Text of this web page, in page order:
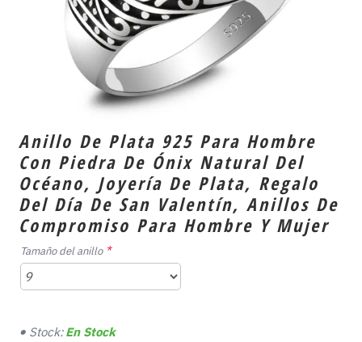
Anillo De Plata 925 Para Hombre
Con Piedra De Ónix Natural Del
Océano, Joyería De Plata, Regalo
Del Día De San Valentín, Anillos De
Compromiso Para Hombre Y Mujer
Stock: En Stock
Tamaño del anillo